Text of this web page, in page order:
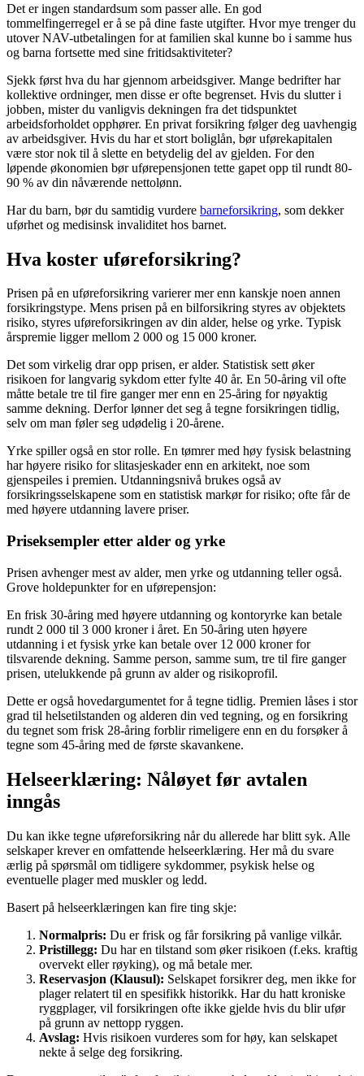
Det er ingen standardsum som passer alle. En god
tommelfingerregel er å se på dine faste utgifter. Hvor mye trenger du
utover NAV-utbetalingen for at familien skal kunne bo i samme hus
og barna fortsette med sine fritidsaktiviteter?
Sjekk først hva du har gjennom arbeidsgiver. Mange bedrifter har
kollektive ordninger, men disse er ofte begrenset. Hvis du slutter i
jobben, mister du vanligvis dekningen fra det tidspunktet
arbeidsforholdet opphører. En privat forsikring følger deg uavhengig
av arbeidsgiver. Hvis du har et stort boliglån, bør uførekapitalen
være stor nok til å slette en betydelig del av gjelden. For den
løpende økonomien bør uførepensjonen tette gapet opp til rundt 80-
90 % av din nåværende nettolønn.
Har du barn, bør du samtidig vurdere barneforsikring, som dekker
uførhet og medisinsk invaliditet hos barnet.
Hva koster uføreforsikring?
Prisen på en uføreforsikring varierer mer enn kanskje noen annen
forsikringstype. Mens prisen på en bilforsikring styres av objektets
risiko, styres uføreforsikringen av din alder, helse og yrke. Typisk
årspremie ligger mellom 2 000 og 15 000 kroner.
Det som virkelig drar opp prisen, er alder. Statistisk sett øker
risikoen for langvarig sykdom etter fylte 40 år. En 50-åring vil ofte
måtte betale tre til fire ganger mer enn en 25-åring for nøyaktig
samme dekning. Derfor lønner det seg å tegne forsikringen tidlig,
selv om man føler seg udødelig i 20-årene.
Yrke spiller også en stor rolle. En tømrer med høy fysisk belastning
har høyere risiko for slitasjeskader enn en arkitekt, noe som
gjenspeiles i premien. Utdanningsnivå brukes også av
forsikringsselskapene som en statistisk markør for risiko; ofte får de
med høyere utdanning lavere priser.
Priseksempler etter alder og yrke
Prisen avhenger mest av alder, men yrke og utdanning teller også.
Grove holdepunkter for en uførepensjon:
En frisk 30-åring med høyere utdanning og kontoryrke kan betale
rundt 2 000 til 3 000 kroner i året. En 50-åring uten høyere
utdanning i et fysisk yrke kan betale over 12 000 kroner for
tilsvarende dekning. Samme person, samme sum, tre til fire ganger
prisen, utelukkende på grunn av alder og risikoprofil.
Dette er også hovedargumentet for å tegne tidlig. Premien låses i stor
grad til helsetilstanden og alderen din ved tegning, og en forsikring
du tegnet som frisk 28-åring forblir rimeligere enn en du forsøker å
tegne som 45-åring med de første skavankene.
Helseerklæring: Nåløyet før avtalen
inngås
Du kan ikke tegne uføreforsikring når du allerede har blitt syk. Alle
selskaper krever en omfattende helseerklæring. Her må du svare
ærlig på spørsmål om tidligere sykdommer, psykisk helse og
eventuelle plager med muskler og ledd.
Basert på helseerklæringen kan fire ting skje:
Normalpris: Du er frisk og får forsikring på vanlige vilkår.
Pristillegg: Du har en tilstand som øker risikoen (f.eks. kraftig
overvekt eller røyking), og må betale mer.
Reservasjon (Klausul): Selskapet forsikrer deg, men ikke for
plager relatert til en spesifikk historikk. Har du hatt kroniske
ryggplager, vil forsikringen ofte ikke gjelde hvis du blir ufør
på grunn av nettopp ryggen.
Avslag: Hvis risikoen vurderes som for høy, kan selskapet
nekte å selge deg forsikring.